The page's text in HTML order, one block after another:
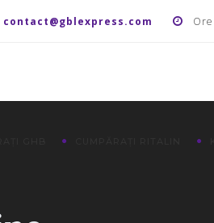
contact@gblexpress.com